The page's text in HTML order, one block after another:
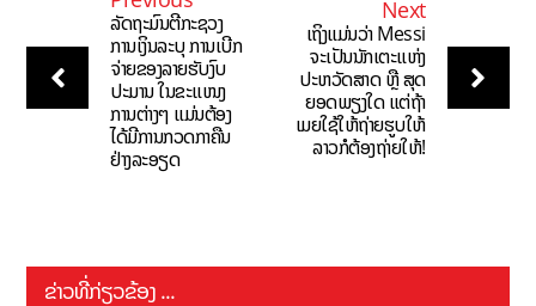
ລັດຖະມົນຕີກະຊວງ
ການເງິນລະບຸ ການເບີກ
ຈ່າຍຂອງລາຍຮັບງົບ
ປະມານ ໃນຂະແໜງ
ການຕ່າງໆ ແມ່ນຕ້ອງ
ໄດ້ມີການກວດກາຄືນ
ຢ່າງລະອຽດ
Next
ເຖິງແມ່ນວ່າ Messi
ຈະເປັນນັກເຕະແຫ່ງ
ປະຫວັດສາດ ຫຼື ສຸດ
ຍອດພຽງໃດ ແຕ່ຖ້າ
ເມຍໃຊ້ໃຫ້ຖ່າຍຮູບໃຫ້
ລາວກໍຕ້ອງຖ່າຍໃຫ້!
ຂ່າວທີ່ກ່ຽວຂ້ອງ ...